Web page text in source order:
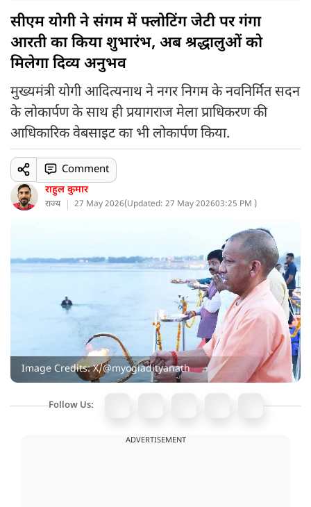
सीएम योगी ने संगम में फ्लोटिंग जेटी पर गंगा
आरती का किया शुभारंभ, अब श्रद्धालुओं को
मिलेगा दिव्य अनुभव
मुख्यमंत्री योगी आदित्यनाथ ने नगर निगम के नवनिर्मित सदन
के लोकार्पण के साथ ही प्रयागराज मेला प्राधिकरण की
आधिकारिक वेबसाइट का भी लोकार्पण किया.
राहुल कुमार
राज्य 27 May 2026(Updated: 27 May 202603:25 PM )
Comment
Image Credits: X/@myogiadityanath
Follow Us:
ADVERTISEMENT